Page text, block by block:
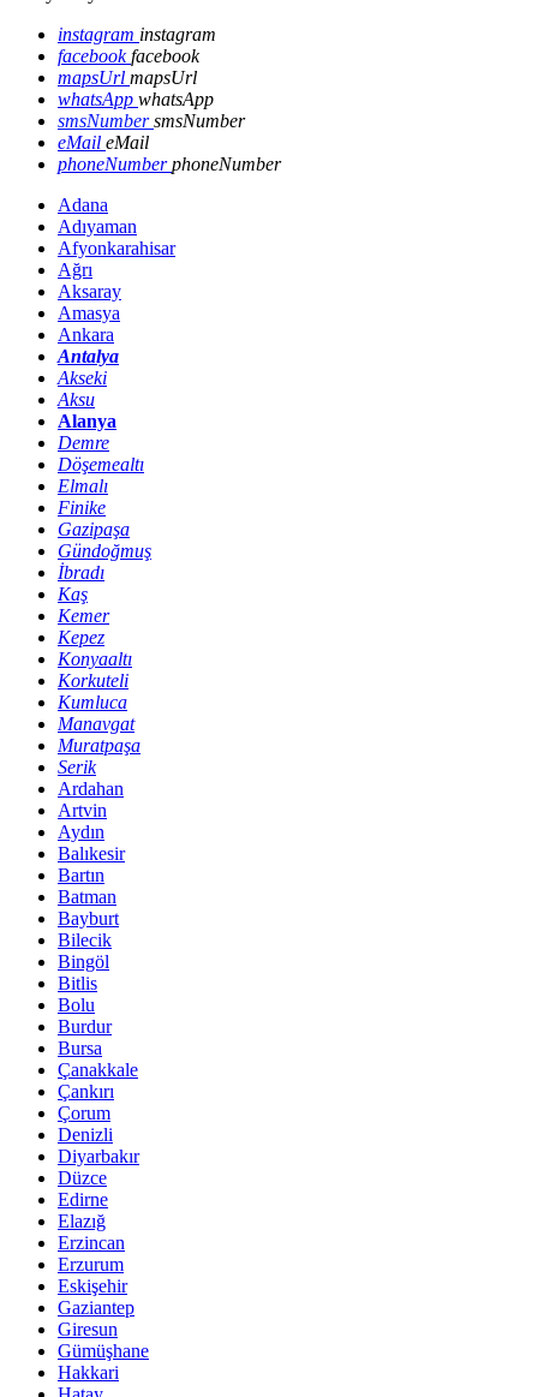
instagram instagram
facebookfacebook
mapsUrl mapsUrl
whatsApp whatsApp
smsNumbersmsNumber
eMail eMail
phoneNumberphoneNumber
Adana
Adıyaman
Afyonkarahisar
Ağrı
Aksaray
Amasya
Ankara
Antalya
Akseki
Aksu
Alanya
Demre
Döşemealtı
Elmalı
Finike
Gazipaşa
Gündoğmuş
İbradı
Kaş
Kemer
Kepez
Konyaaltı
Korkuteli
Kumluca
Manavgat
Muratpaşa
Serik
Ardahan
Artvin
Aydın
Balıkesir
Bartın
Batman
Bayburt
Bilecik
Bingöl
Bitlis
Bolu
Burdur
Bursa
Çanakkale
Çankırı
Çorum
Denizli
Diyarbakır
Düzce
Edirne
Elazığ
Erzincan
Erzurum
Eskişehir
Gaziantep
Giresun
Gümüşhane
Hakkari